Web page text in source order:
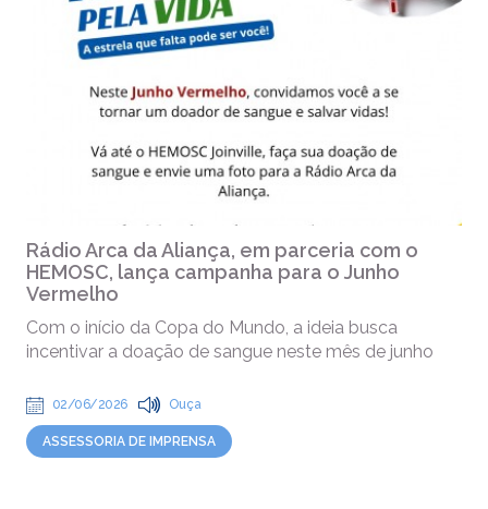
Rádio Arca da Aliança, em parceria com o
HEMOSC, lança campanha para o Junho
Vermelho
Com o início da Copa do Mundo, a ideia busca
incentivar a doação de sangue neste mês de junho
02/06/2026 Ouça
ASSESSORIA DE IMPRENSA